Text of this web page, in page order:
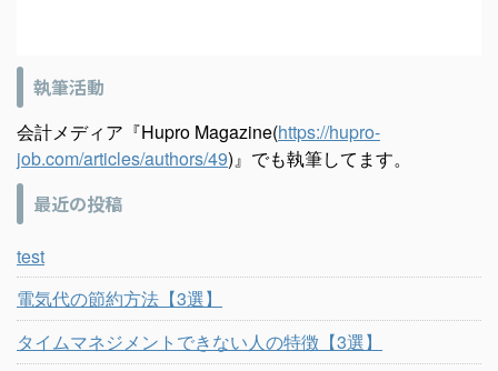
執筆活動
会計メディア『Hupro Magazine(https://hupro-
job.com/articles/authors/49)』でも執筆してます。
最近の投稿
test
電気代の節約方法【3選】
タイムマネジメントできない人の特徴【3選】